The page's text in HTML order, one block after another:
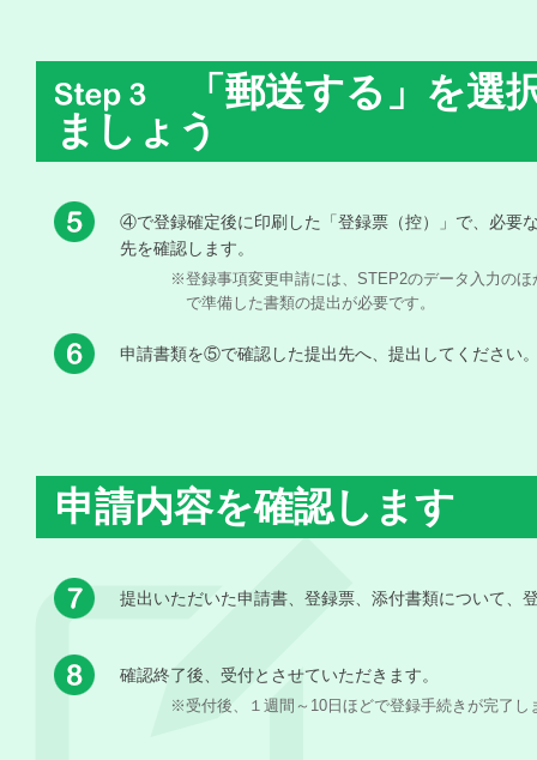
「郵送する」を選
ましょう
④で登録確定後に印刷した「登録票（控）」で、必要
先を確認します。
※登録事項変更申請には、STEP2のデータ入力の
で準備した書類の提出が必要です。
申請書類を⑤で確認した提出先へ、提出してください
申請内容を確認します
提出いただいた申請書、登録票、添付書類について、
確認終了後、受付とさせていただきます。
※受付後、１週間～10日ほどで登録手続きが完了し